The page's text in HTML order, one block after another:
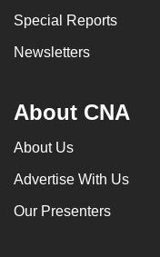
Special Reports
Newsletters
About CNA
About Us
Advertise With Us
Our Presenters